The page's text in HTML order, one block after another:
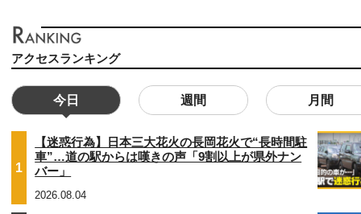
アクセスランキング
今日 週間 月間
1
【迷惑行為】日本三大花火の長岡花火で“長時間駐
車”…道の駅からは嘆きの声「9割以上が県外ナン
バー」
2026.08.04